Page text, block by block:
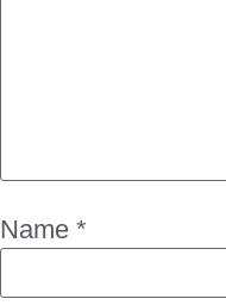
Name *